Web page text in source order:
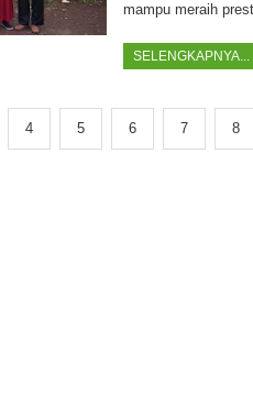
mampu meraih
SELENGKAPNYA...
4 5 6 7 8